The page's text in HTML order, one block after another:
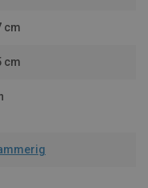
cm
cm